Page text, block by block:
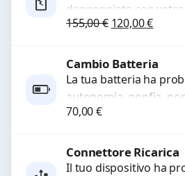
danneggiato con
macchie, schermo
155,00€ Il prezzo
120,00€Il
Procedi
Cambio Batteria
La tua batteria ha
autonomia, gonfia,
lenta o cicli di ricarica
70,00€
Procedi
Connettore Ricarica
Il tuo dispositivo ha